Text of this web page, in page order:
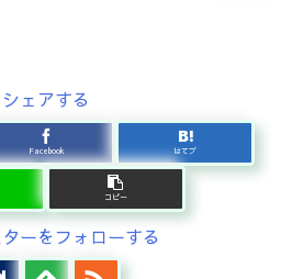
シェアする
Facebook はてブ
コピー
ーをフォローする